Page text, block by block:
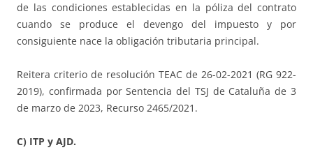
de las condiciones establecidas en la póliza del contrato
cuando se produce el devengo del impuesto y por
consiguiente nace la obligación tributaria principal.
Reitera criterio de resolución TEAC de 26-02-2021 (RG 922-
2019), confirmada por Sentencia del TSJ de Cataluña de 3
de marzo de 2023, Recurso 2465/2021.
C) ITP y AJD.